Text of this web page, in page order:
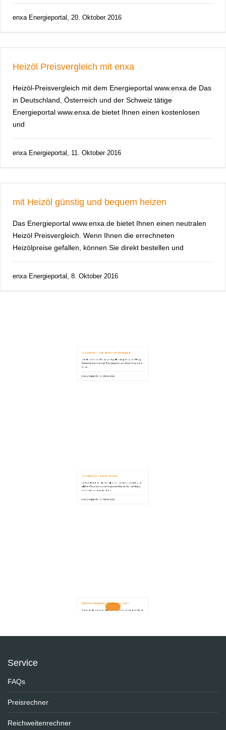
enxa Energieportal, 20. Oktober 2016
Heizöl Preisvergleich mit enxa
Heizöl-Preisvergleich mit dem Energieportal www.enxa.de Das
in Deutschland, Österreich und der Schweiz tätige
Energieportal www.enxa.de bietet Ihnen einen kostenlosen
und
enxa Energieportal, 11. Oktober 2016
mit Heizöl günstig und bequem heizen
Das Energieportal www.enxa.de bietet Ihnen einen neutralen
Heizöl Preisvergleich. Wenn Ihnen die errechneten
Heizölpreise gefallen, können Sie direkt bestellen und
enxa Energieportal, 8. Oktober 2016
Der Heizwert von DIN plus Holzpellets liegt bei ca 5 kWh/kg.
Betrachtet man nur den Energiegehalt von einem Kilogramm
Einflußfaktoren für die Heizölpreise Heizölpreise werden von
etlichen Faktoren wie den folgenden beeinflußt: Nachfrage
nach Heizöl als Impuls für die
Solarkraftwerk von Italiens Multiversorger A2A setzt auf